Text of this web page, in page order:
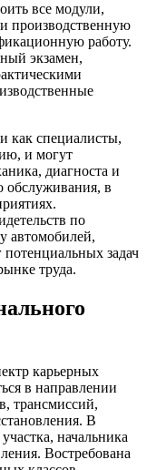
все модули,
производственную
работу.
экзамен,
как специалисты,
и могут
диагноста и
обслуживания, в
по
автомобилей,
потенциальных задач
труда.
карьерных
в направлении
трансмиссий,
В
начальника
Востребована